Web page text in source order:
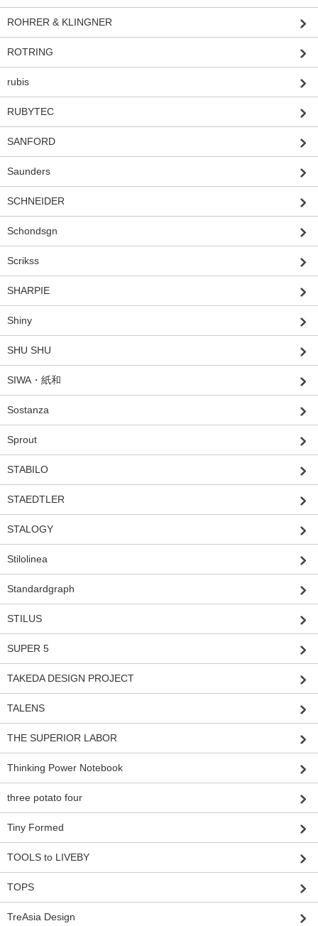
ROHRER & KLINGNER
ROTRING
rubis
RUBYTEC
SANFORD
Saunders
SCHNEIDER
Schondsgn
Scrikss
SHARPIE
Shiny
SHU SHU
SIWA・紙和
Sostanza
Sprout
STABILO
STAEDTLER
STALOGY
Stilolinea
Standardgraph
STILUS
SUPER 5
TAKEDA DESIGN PROJECT
TALENS
THE SUPERIOR LABOR
Thinking Power Notebook
three potato four
Tiny Formed
TOOLS to LIVEBY
TOPS
TreAsia Design